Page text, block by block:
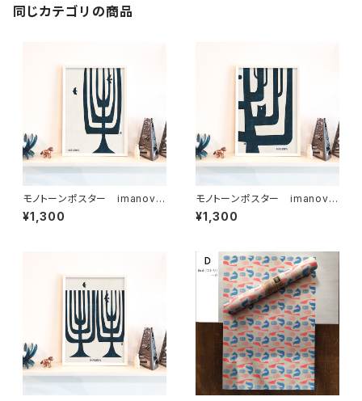
同じカテゴリの商品
モノトーンポスター imanova
Tree 1
¥1,300
モノトーンポスター imanova
Tree 2
¥1,300